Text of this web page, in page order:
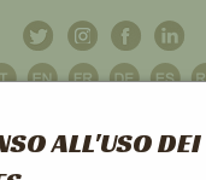
ALL'USO DEI